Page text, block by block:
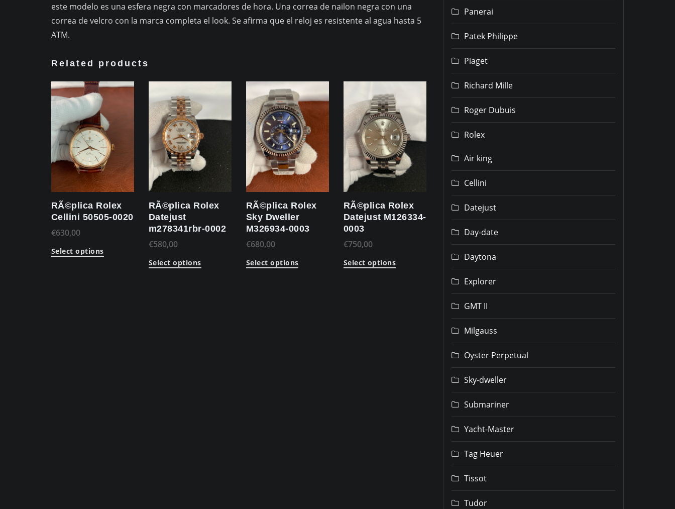
este modelo es una esfera negra con marcadores de hora. Una correa de nailon negra con una
correa de velcro con la marca completa el look. Se afirma que el reloj es resistente al agua hasta 5
ATM.
Related products
RÃ©plica Rolex
Cellini 50505-0020
€630,00
Select options
RÃ©plica Rolex
Datejust
m278341rbr-0002
€580,00
Select options
RÃ©plica Rolex
Sky Dweller
M326934-0003
€680,00
Select options
RÃ©plica Rolex
Datejust M126334-
0003
€750,00
Select options
Panerai
Patek Philippe
Piaget
Richard Mille
Roger Dubuis
Rolex
Air king
Cellini
Datejust
Day-date
Daytona
Explorer
GMT II
Milgauss
Oyster Perpetual
Sky-dweller
Submariner
Yacht-Master
Tag Heuer
Tissot
Tudor